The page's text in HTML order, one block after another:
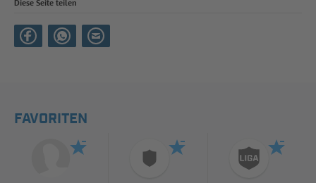
Diese Seite teilen
FAVORITEN